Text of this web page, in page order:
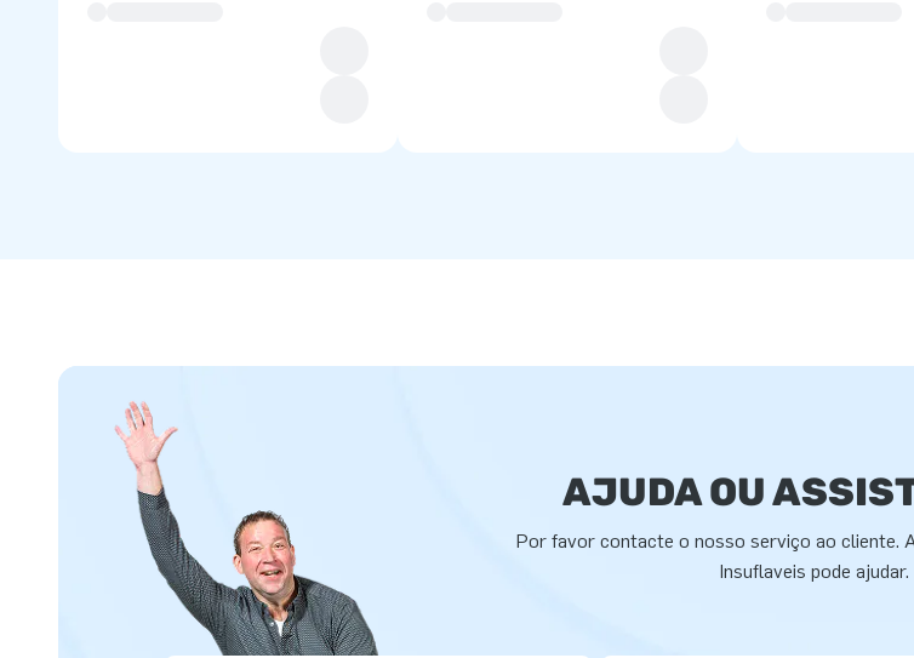
AJUDA OU
Por favor contacte o nosso serviço ao cliente.
Insuflaveis pode ajudar.